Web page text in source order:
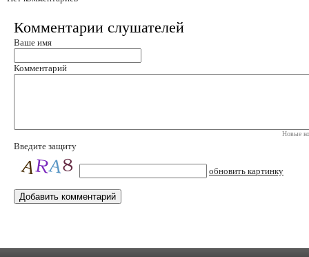
Комментарии слушателей
Ваше имя
Комментарий
Новые
Введите защиту
обновить картинку